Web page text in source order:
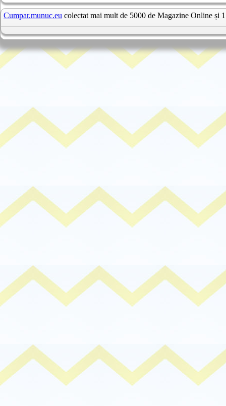
Cumpar.munuc.eu colectat mai mult de 5000 de Magazine Online și